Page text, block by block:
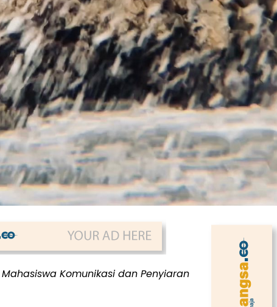
Mahasiswa Komunikasi dan Penyiaran